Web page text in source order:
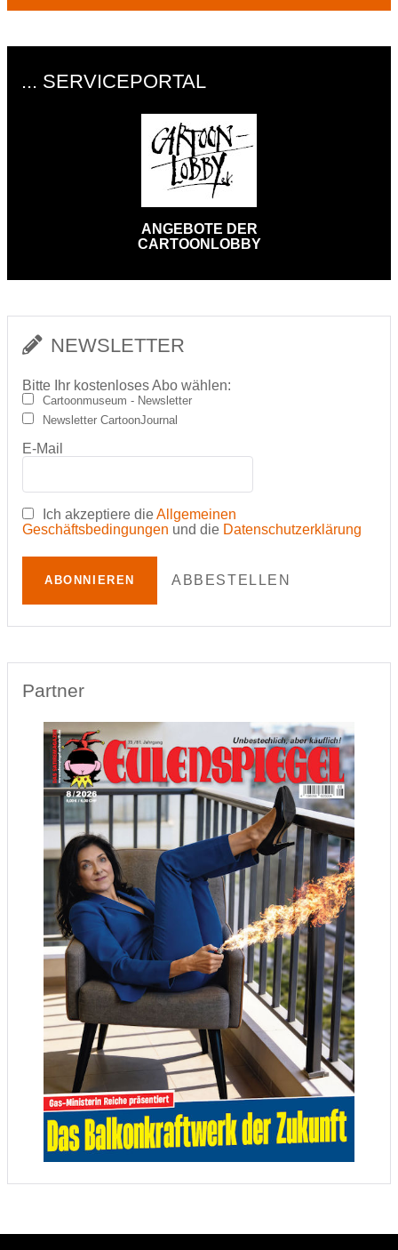
... SERVICEPORTAL
ANGEBOTE DER
CARTOONLOBBY
NEWSLETTER
Bitte Ihr kostenloses Abo wählen:
Cartoonmuseum - Newsletter
Newsletter CartoonJournal
E-Mail
Ich akzeptiere dieAllgemeinen
Geschäftsbedingungen und die Datenschutzerklärung
ABONNIEREN ABBESTELLEN
Partner